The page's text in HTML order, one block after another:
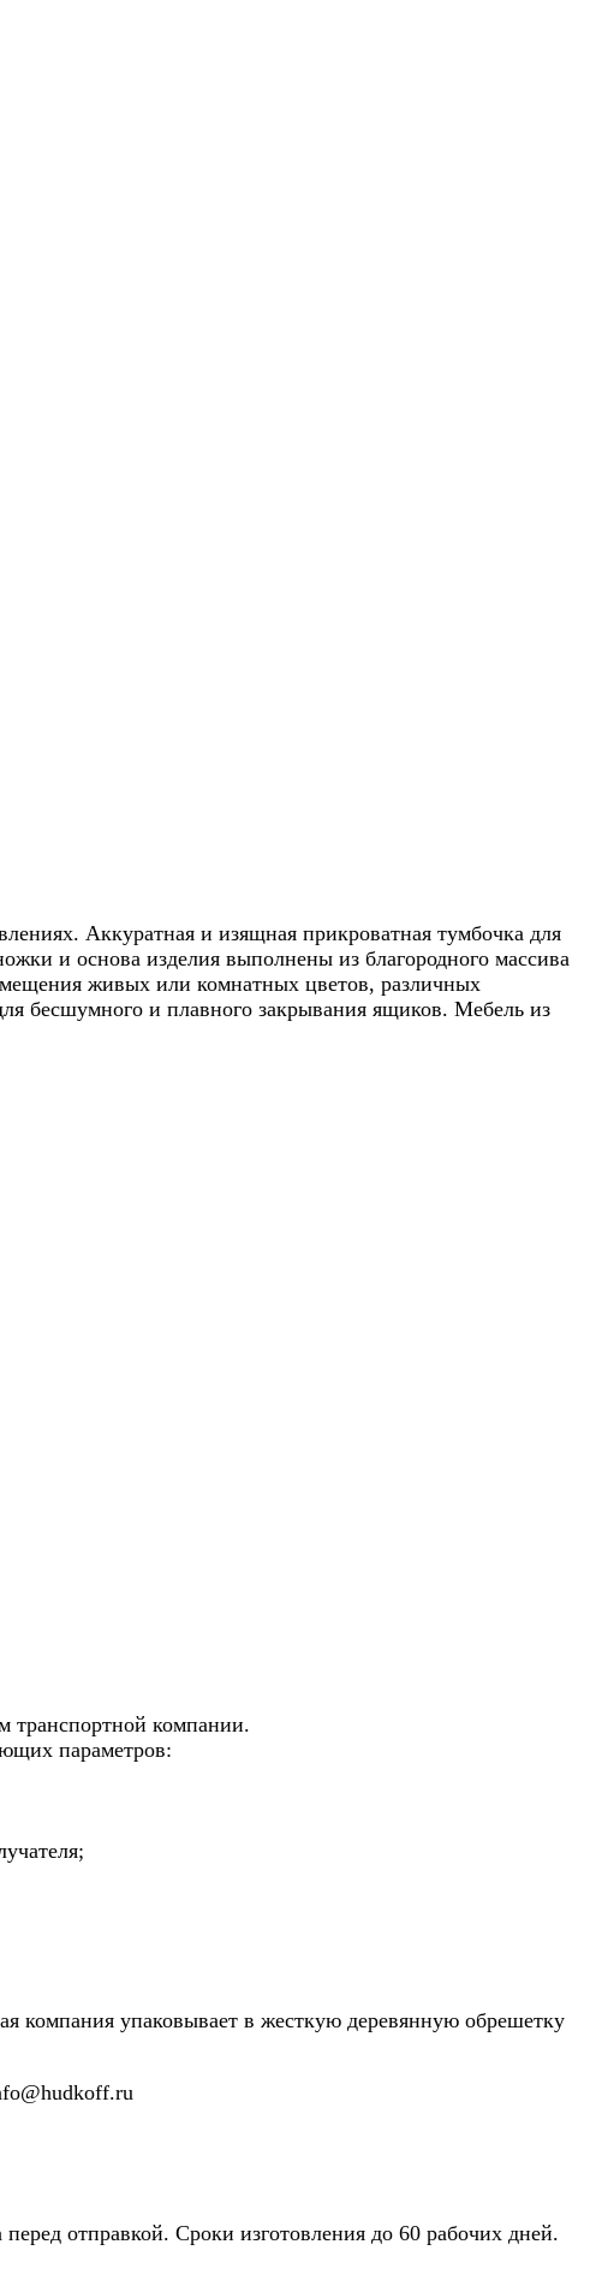
Аккуратная и изящная прикроватная тумбочка для
и основа изделия выполнены из благородного массива
живых или комнатных цветов, различных
бесшумного и плавного закрывания ящиков. Мебель из
транспортной компании.
параметров:
компания упаковывает в жесткую деревянную обрешетку
отправкой. Сроки изготовления до 60 рабочих дней.